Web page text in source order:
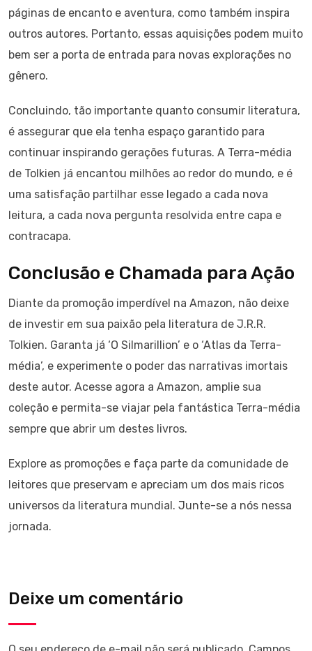
páginas de encanto e aventura, como também inspira
outros autores. Portanto, essas aquisições podem muito
bem ser a porta de entrada para novas explorações no
gênero.
Concluindo, tão importante quanto consumir literatura,
é assegurar que ela tenha espaço garantido para
continuar inspirando gerações futuras. A Terra-média
de Tolkien já encantou milhões ao redor do mundo, e é
uma satisfação partilhar esse legado a cada nova
leitura, a cada nova pergunta resolvida entre capa e
contracapa.
Conclusão e Chamada para Ação
Diante da promoção imperdível na Amazon, não deixe
de investir em sua paixão pela literatura de J.R.R.
Tolkien. Garanta já ‘O Silmarillion’ e o ‘Atlas da Terra-
média’, e experimente o poder das narrativas imortais
deste autor. Acesse agora a Amazon, amplie sua
coleção e permita-se viajar pela fantástica Terra-média
sempre que abrir um destes livros.
Explore as promoções e faça parte da comunidade de
leitores que preservam e apreciam um dos mais ricos
universos da literatura mundial. Junte-se a nós nessa
jornada.
Deixe um comentário